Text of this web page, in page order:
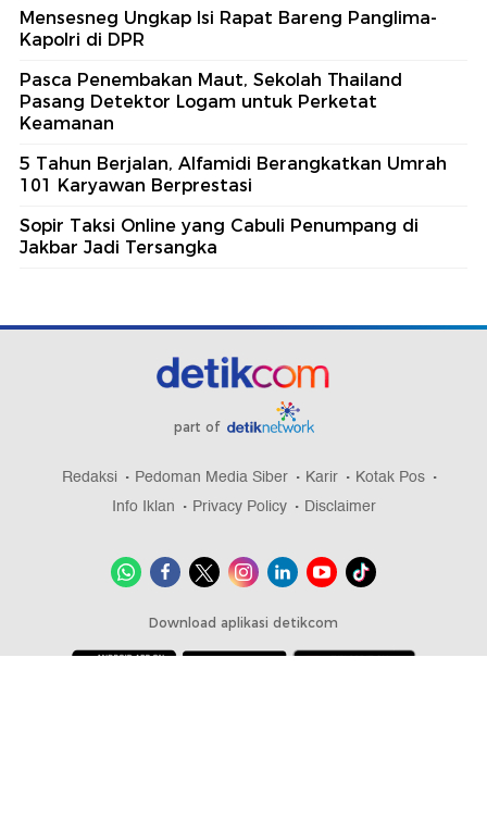
Mensesneg Ungkap Isi Rapat Bareng Panglima-
Kapolri di DPR
Pasca Penembakan Maut, Sekolah Thailand
Pasang Detektor Logam untuk Perketat
Keamanan
5 Tahun Berjalan, Alfamidi Berangkatkan Umrah
101 Karyawan Berprestasi
Sopir Taksi Online yang Cabuli Penumpang di
Jakbar Jadi Tersangka
part of
Redaksi Pedoman Media Siber Karir
Kotak Pos
Info Iklan
Privacy Policy Disclaimer
Download aplikasi detikcom